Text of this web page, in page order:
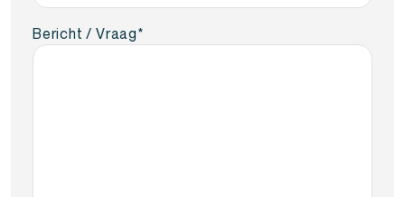
Bericht / Vraag*